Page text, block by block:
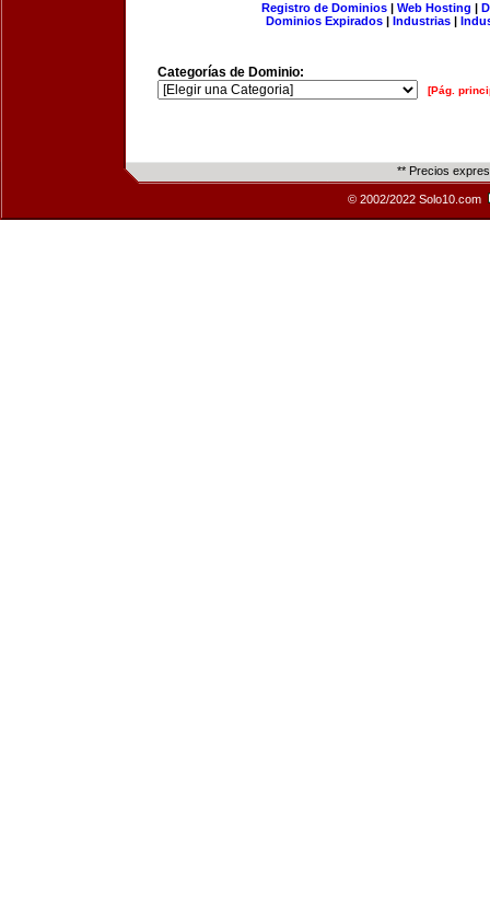
Registro de Dominios| Web Hosting |
Dominios Expirados | Industrias |
Categorías de Dominio:
[Pág.
** Precios
© 2002/2022 Solo10.com